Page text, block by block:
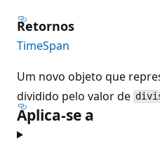
Retornos
TimeSpan
Um novo objeto que
dividido pelo valor de
Aplica-se a